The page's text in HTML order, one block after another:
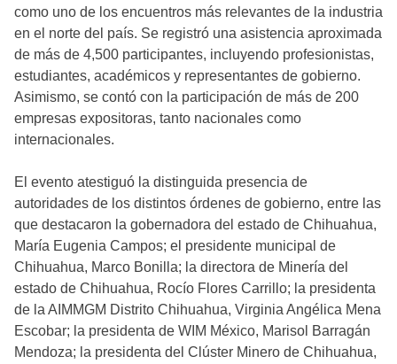
como uno de los encuentros más relevantes de la industria
en el norte del país. Se registró una asistencia aproximada
de más de 4,500 participantes, incluyendo profesionistas,
estudiantes, académicos y representantes de gobierno.
Asimismo, se contó con la participación de más de 200
empresas expositoras, tanto nacionales como
internacionales.
El evento atestiguó la distinguida presencia de
autoridades de los distintos órdenes de gobierno, entre las
que destacaron la gobernadora del estado de Chihuahua,
María Eugenia Campos; el presidente municipal de
Chihuahua, Marco Bonilla; la directora de Minería del
estado de Chihuahua, Rocío Flores Carrillo; la presidenta
de la AIMMGM Distrito Chihuahua, Virginia Angélica Mena
Escobar; la presidenta de WIM México, Marisol Barragán
Mendoza; la presidenta del Clúster Minero de Chihuahua,